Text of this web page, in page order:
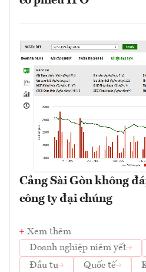
Cảng Sài Gòn không
công ty đại chúng
Xem thêm
Doanh nghiệp niêm yết
Đầu tư
Quốc tế